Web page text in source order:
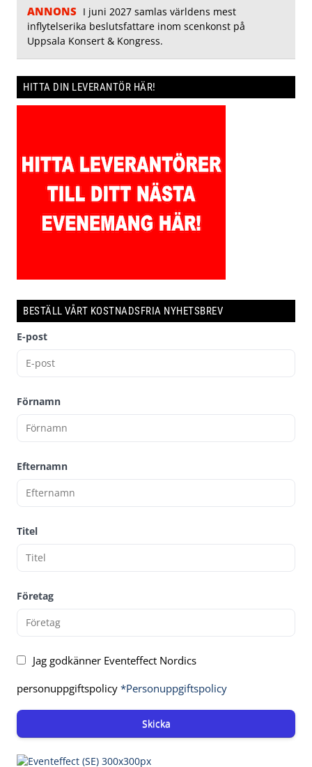
ANNONS I juni 2027 samlas världens mest
inflytelserika beslutsfattare inom scenkonst på
Uppsala Konsert & Kongress.
HITTA DIN LEVERANTÖR HÄR!
BESTÄLL VÅRT KOSTNADSFRIA NYHETSBREV
E-post
Förnamn
Efternamn
Titel
Företag
Jag godkänner Eventeffect Nordics
personuppgiftspolicy *Personuppgiftspolicy
Skicka